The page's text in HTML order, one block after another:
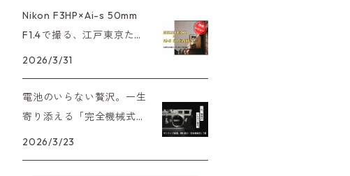
PEN F、FT
OM-1
Mシリーズ
minilux
ド）
35シリーズ
RICOH（リコー）
Voigtlander（フォクトレンダー）
OM（オリンパス）
A（ミノルタ（ソニー））
MD（ミノルタ）
K（ペンタックス）
Nikon F3HP×Ai-s 50mm
F1.4で撮る、江戸東京たて
もの園。ノスタルジーを切
2026/3/31
電池のいらない贅沢。一生
寄り添える「完全機械式」
フィルムカメラの名機7選
2026/3/23